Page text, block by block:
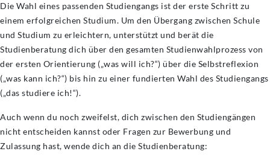
Die Wahl eines passenden Studiengangs ist der erste Schritt zu
einem erfolgreichen Studium. Um den Übergang zwischen Schule
und Studium zu erleichtern, unterstützt und berät die
Studienberatung dich über den gesamten Studienwahlprozess von
der ersten Orientierung („was will ich?“) über die Selbstreflexion
(„was kann ich?“) bis hin zu einer fundierten Wahl des Studiengangs
(„das studiere ich!“).
Auch wenn du noch zweifelst, dich zwischen den Studiengängen
nicht entscheiden kannst oder Fragen zur Bewerbung und
Zulassung hast, wende dich an die Studienberatung: